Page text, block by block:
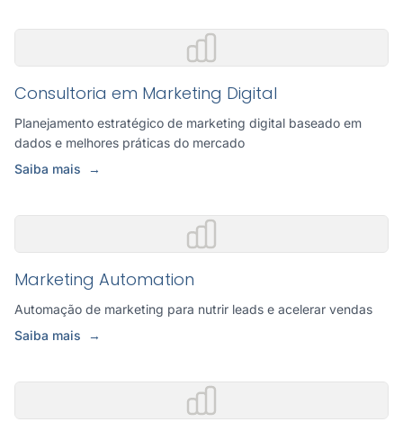
Consultoria em Marketing Digital
Planejamento estratégico de marketing digital baseado em
dados e melhores práticas do mercado
Saiba mais
→
Marketing Automation
Automação de marketing para nutrir leads e acelerar vendas
Saiba mais
→